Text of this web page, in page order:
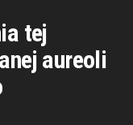
tej
aureoli